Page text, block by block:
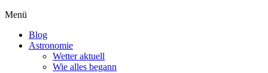
Menü
Blog
Astronomie
Wetter aktuell
Wie alles begann